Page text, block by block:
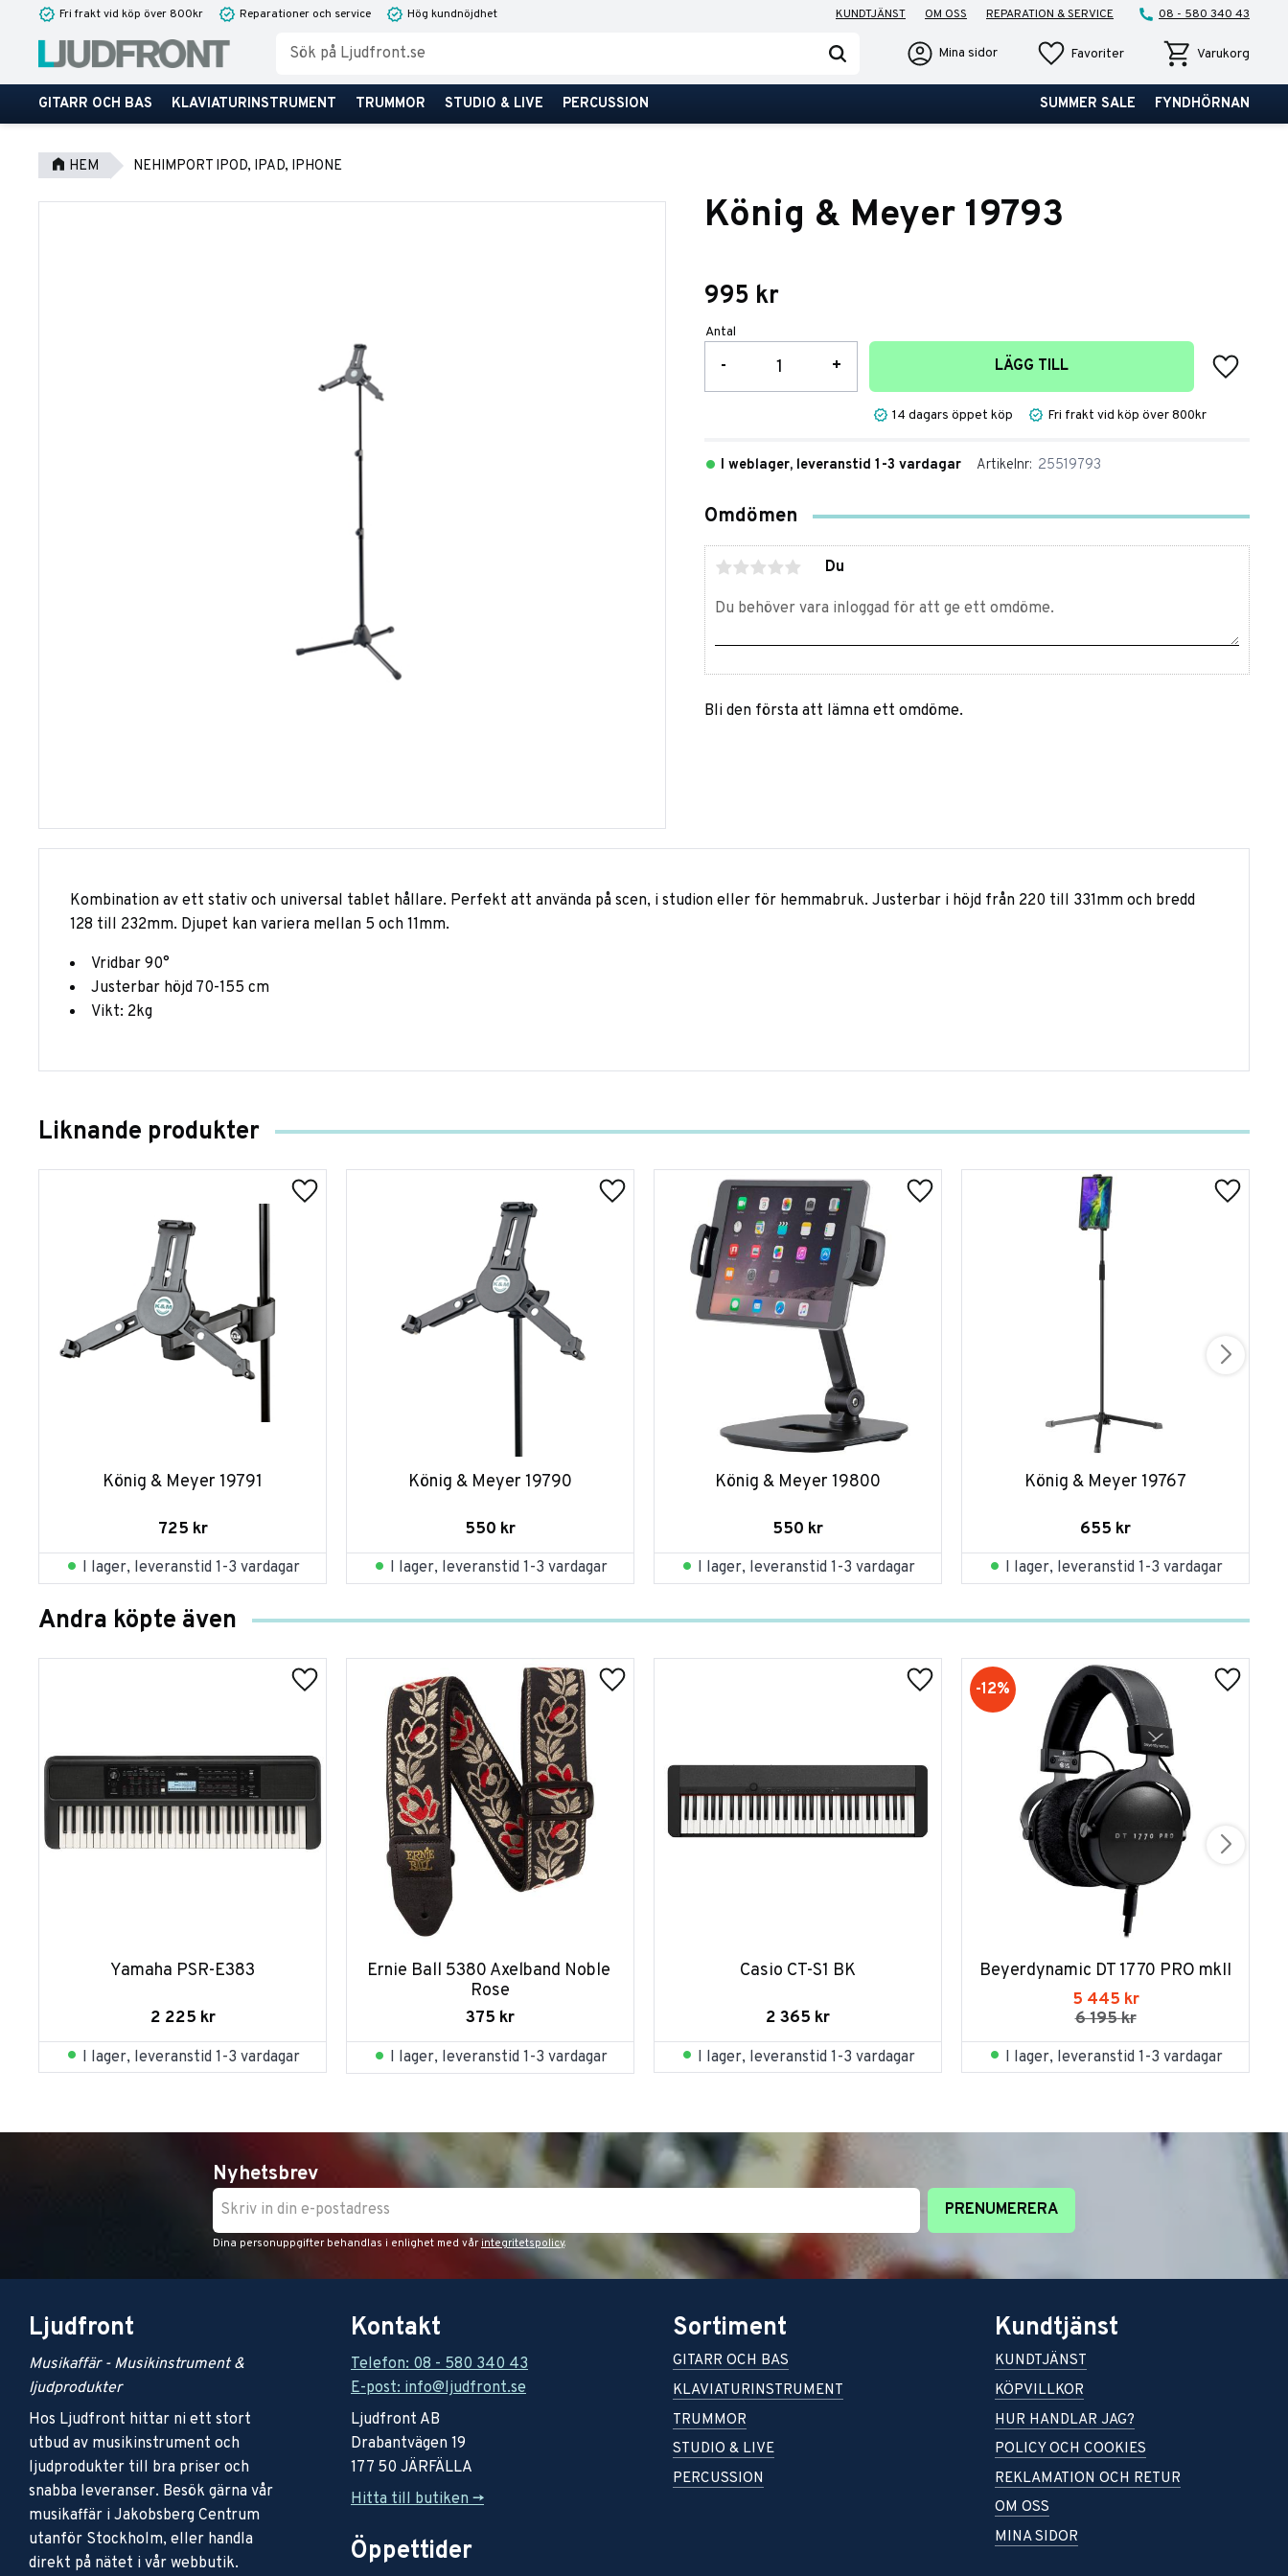
Fri frakt vid köp över 800kr Reparationer och service Hög kundnöjdhet KUNDTJÄNST OM OSS REPARATION & SERVICE 08 - 580 340 43
Mina sidor FavoriterFavoriter KundvagnVarukorg
GITARR OCH BAS KLAVIATURINSTRUMENT TRUMMOR STUDIO & LIVE PERCUSSION SUMMER SALE FYNDHÖRNAN
HEM NEHIMPORT IPOD, IPAD, IPHONE
König & Meyer 19793
995 kr
Antal
+
- LÄGG TILL
Lägg till
14 dagars öppet köp Fri frakt vid köp över 800kr
I weblager, leveranstid 1-3 vardagar Artikelnr 25519793
Omdömen
Du
Bli den första att lämna ett omdöme.
Kombination av ett stativ och universal tablet hållare. Perfekt att använda på scen, i studion eller för hemmabruk. Justerbar i höjd från 220 till 331mm och bredd
128 till 232mm. Djupet kan variera mellan 5 och 11mm.
Vridbar 90°
Justerbar höjd 70-155 cm
Vikt: 2kg
Liknande produkter
König & Meyer 19791
725 kr
I lager, leveranstid 1-3 vardagar
König & Meyer 19790
550 kr
I lager, leveranstid 1-3 vardagar
König & Meyer 19800
550 kr
I lager, leveranstid 1-3 vardagar
König & Meyer 19767
655 kr
I lager, leveranstid 1-3 vardagar
Andra köpte även
Yamaha PSR-E383
2 225 kr
I lager, leveranstid 1-3 vardagar
Ernie Ball 5380 Axelband Noble
Rose
375 kr
I lager, leveranstid 1-3 vardagar
Casio CT-S1 BK
2 365 kr
I lager, leveranstid 1-3 vardagar
Beyerdynamic DT 1770 PRO mkII
5 445 kr
6 195kr
12%
I lager, leveranstid 1-3 vardagar
Nyhetsbrev
PRENUMERERA
Dina personuppgifter behandlas i enlighet med vårintegritetspolicy.
Ljudfront
Musikaffär - Musikinstrument &
ljudprodukter
Hos Ljudfront hittar ni ett stort
utbud av musikinstrument och
ljudprodukter till bra priser och
snabba leveranser. Besök gärna vår
musikaffär i Jakobsberg Centrum
utanför Stockholm, eller handla
direkt på nätet i vår webbutik.
Kontakt
Telefon: 08 - 580 340 43
E-post: info@ljudfront.se
Ljudfront AB
Drabantvägen 19
177 50 JÄRFÄLLA
Hitta till butiken ->
Öppettider
Sortiment
GITARR OCH BAS
KLAVIATURINSTRUMENT
TRUMMOR
STUDIO & LIVE
PERCUSSION
Kundtjänst
KUNDTJÄNST
KÖPVILLKOR
HUR HANDLAR JAG?
POLICY OCH COOKIES
REKLAMATION OCH RETUR
OM OSS
MINA SIDOR